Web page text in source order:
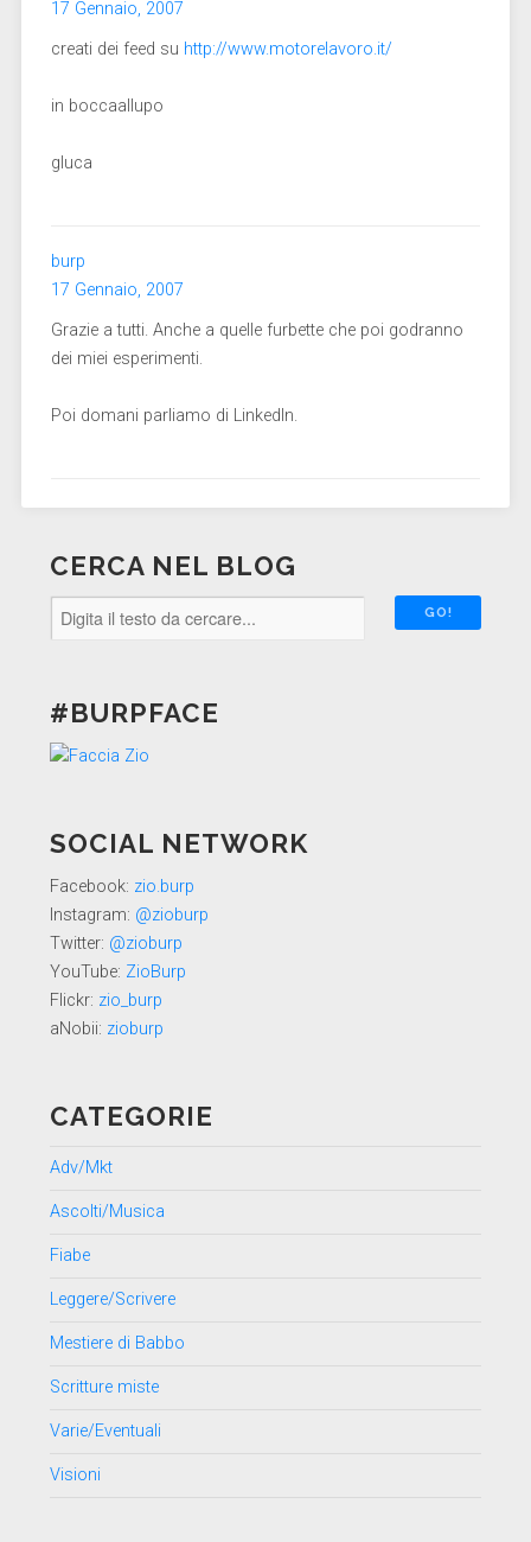
17 Gennaio, 2007
creati dei feed su http://www.motorelavoro.it/
in boccaallupo
gluca
burp
17 Gennaio, 2007
Grazie a tutti. Anche a quelle furbette che poi godranno
dei miei esperimenti.
Poi domani parliamo di LinkedIn.
CERCA NEL BLOG
#BURPFACE
SOCIAL NETWORK
Facebook: zio.burp
Instagram: @zioburp
Twitter: @zioburp
YouTube: ZioBurp
Flickr: zio_burp
aNobii: zioburp
CATEGORIE
Adv/Mkt
Ascolti/Musica
Fiabe
Leggere/Scrivere
Mestiere di Babbo
Scritture miste
Varie/Eventuali
Visioni